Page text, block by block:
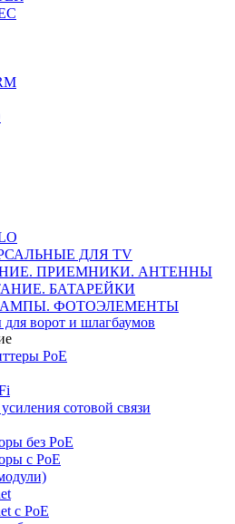
ДЛЯ TV
ПРИЕМНИКИ. АНТЕННЫ
БАТАРЕЙКИ
ФОТОЭЛЕМЕНТЫ
для ворот и шлагбаумов
РоЕ
сотовой связи
без РоЕ
с РоЕ
с PoE